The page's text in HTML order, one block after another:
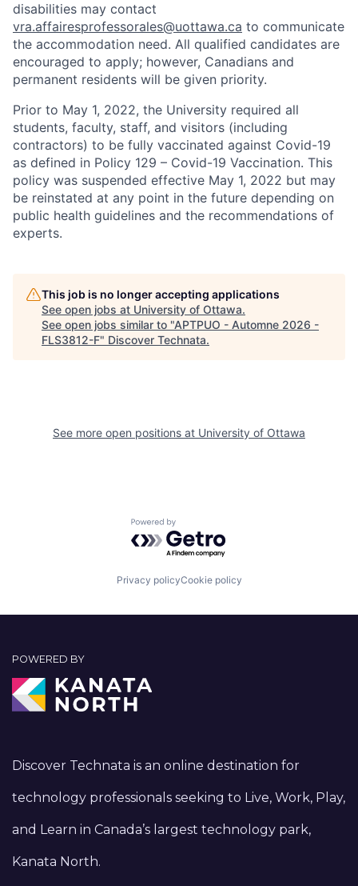
disabilities may contact
vra.affairesprofessorales@uottawa.ca to communicate
the accommodation need. All qualified candidates are
encouraged to apply; however, Canadians and
permanent residents will be given priority.
Prior to May 1, 2022, the University required all
students, faculty, staff, and visitors (including
contractors) to be fully vaccinated against Covid-19
as defined in Policy 129 – Covid-19 Vaccination. This
policy was suspended effective May 1, 2022 but may
be reinstated at any point in the future depending on
public health guidelines and the recommendations of
experts.
This job is no longer accepting applications
See open jobs at University of Ottawa.
See open jobs similar to "APTPUO - Automne 2026 -
FLS3812-F" Discover Technata.
See more open positions at University of Ottawa
Powered by Getro.com
Privacy policyCookie policy
POWERED BY
Discover Technata is an online destination for
technology professionals seeking to Live, Work, Play,
and Learn in Canada’s largest technology park,
Kanata North.